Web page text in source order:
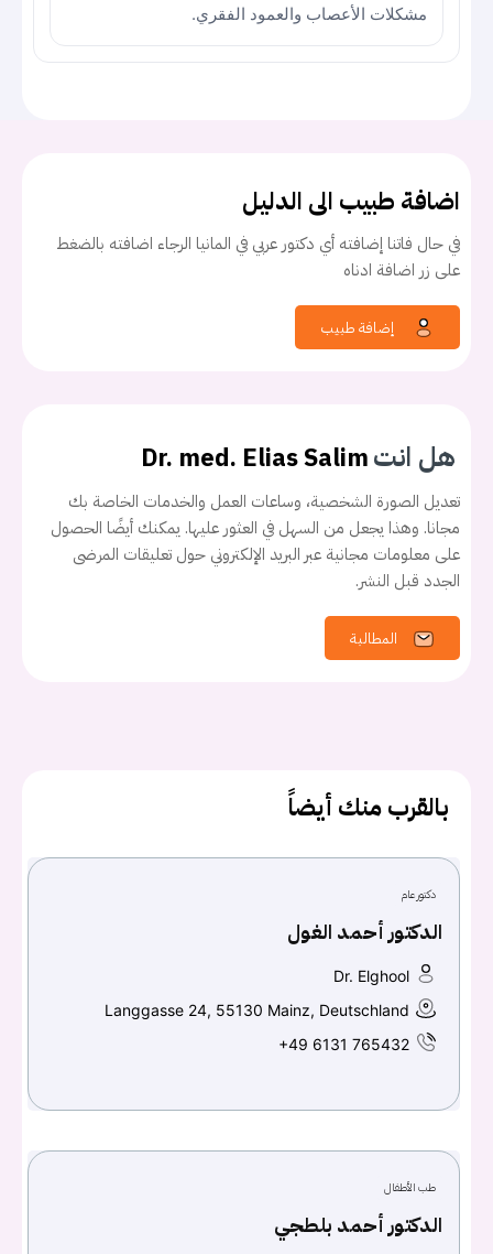
يجب عليك تسجيل الدخول حتى يمكنك طرح سؤال.
تسجيل الدخول
مشكلات الأعصاب والعمود الفقري.
اضافة طبيب الى الدليل
في حال فاتنا إضافته أي دكتور عربي في المانيا الرجاء اضافته بالضغط
على زر اضافة ادناه
هل انتDr. med. Elias Salim
تعديل الصورة الشخصية، وساعات العمل والخدمات الخاصة بك
مجانا. وهذا يجعل من السهل في العثور عليها. يمكنك أيضًا الحصول
على معلومات مجانية عبر البريد الإلكتروني حول تعليقات المرضى
الجدد قبل النشر.
المطالبة
بالقرب منك أيضاً
دكتور عام
الدكتور أحمد الغول
Dr. Elghool
Langgasse 24, 55130 Mainz, Deutschland
+49 6131 765432
طب الأطفال
الدكتور أحمد بلطجي